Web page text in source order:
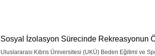
Sosyal İzolasyon Sürecinde Rekreasyonun
Uluslararası Kıbrıs Üniversitesi (UKÜ) Beden Eğitimi ve